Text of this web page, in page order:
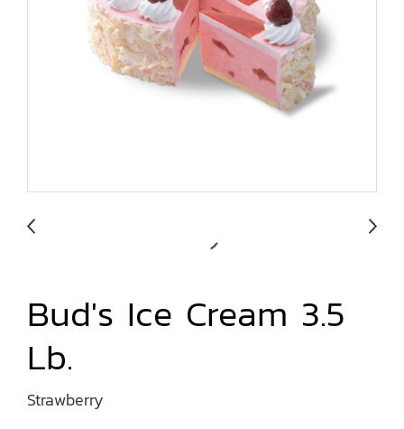
Bud's Ice Cream 3.5
Lb.
Strawberry